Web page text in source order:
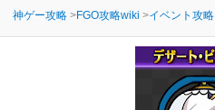
神ゲー攻略 FGO攻略wiki イベント攻略